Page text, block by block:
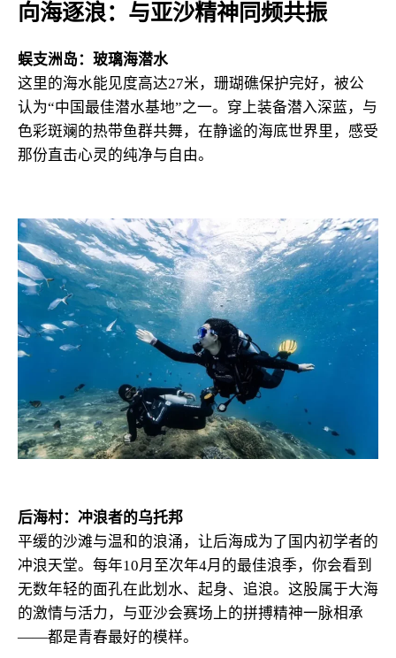
向海逐浪：与亚沙精神同频共振
蜈支洲岛：玻璃海潜水
这里的海水能见度高达27米，珊瑚礁保护完好，被公
认为“中国最佳潜水基地”之一。穿上装备潜入深蓝，与
色彩斑斓的热带鱼群共舞，在静谧的海底世界里，感受
那份直击心灵的纯净与自由。
后海村：冲浪者的乌托邦
平缓的沙滩与温和的浪涌，让后海成为了国内初学者的
冲浪天堂。每年10月至次年4月的最佳浪季，你会看到
无数年轻的面孔在此划水、起身、追浪。这股属于大海
的激情与活力，与亚沙会赛场上的拼搏精神一脉相承
——都是青春最好的模样。